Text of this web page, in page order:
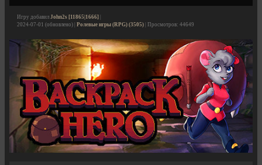
Игру добавил John2s [11865|1666]
2024-07-01 (обновлено) | Ролевые игры (RPG) (3505) | Просмотров: 44649